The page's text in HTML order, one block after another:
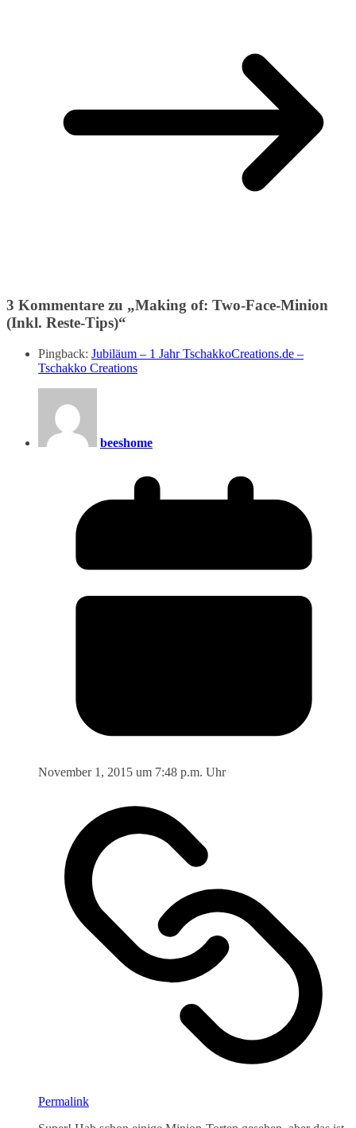
3 Kommentare zu „Making of: Two-Face-Minion
(Inkl. Reste-Tips)“
Pingback: Jubiläum – 1 Jahr TschakkoCreations.de –
Tschakko Creations
beeshome
November 1, 2015 um 7:48 p.m. Uhr
Permalink